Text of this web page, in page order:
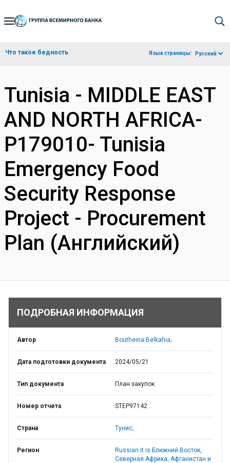
Skip
Navigation
Что такое бедность Язык страницы: Русский
Tunisia - MIDDLE EAST
AND NORTH AFRICA-
P179010- Tunisia
Emergency Food
Security Response
Project - Procurement
Plan (Английский)
ПОДРОБНАЯ ИНФОРМАЦИЯ
Автор Boutheina Belkahia;
Дата подготовки документа 2024/05/21
Тип документа План закупок
Номер отчета STEP97142
Страна Тунис,
Регион
Russian it is Ближний Восток,
Северная Африка, Афганистан и